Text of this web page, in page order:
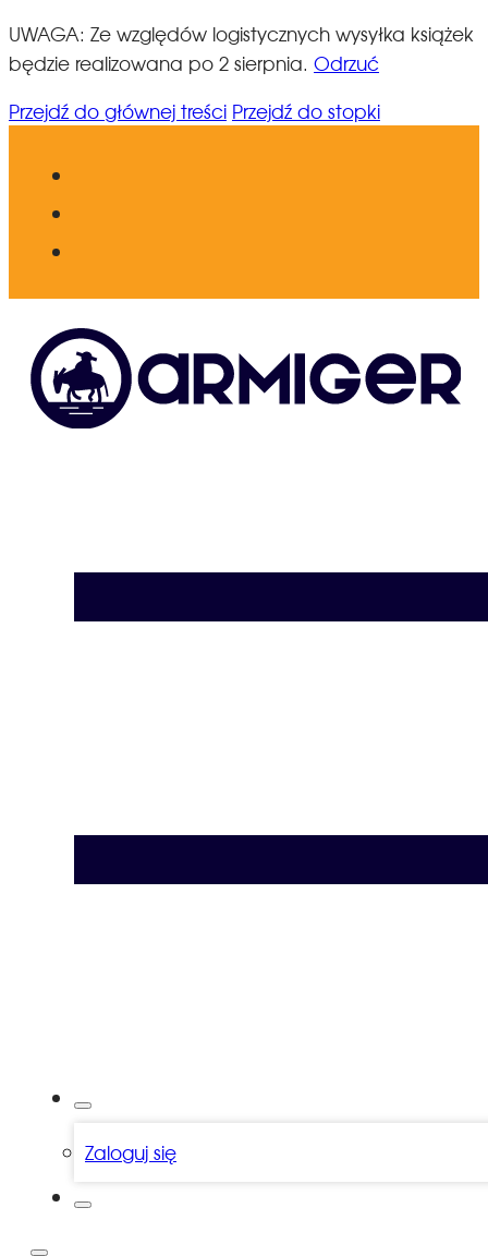
UWAGA: Ze względów logistycznych wysyłka książek
będzie realizowana po 2 sierpnia. Odrzuć
Przejdź do głównej treści Przejdź do stopki
Zaloguj się